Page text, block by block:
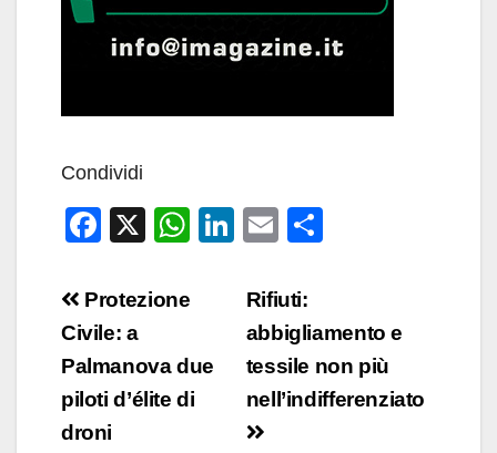
Condividi
F
c
e
b
o
o
X
W
A
p
Li
k
e
dI
n
E
ail
di
vi
di
Navigazione
articoli
Rifiuti:
abbigliamento e
tessile non più
nell’indifferenziato
Protezione
Civile: a
Palmanova due
piloti d’élite di
droni